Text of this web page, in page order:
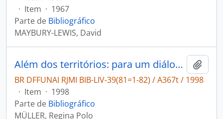
· Item · 1967
Parte de Bibliográfico
MAYBURY-LEWIS, David
Além dos territórios: para um diálogo entre a etnologia indígena, os estudos rurais e os estudos urbanos
BR DFFUNAI RJMI BIB-LIV-39(81=1-82) / A367t / 1998
· Item · 1998
Parte de Bibliográfico
MÜLLER, Regina Polo